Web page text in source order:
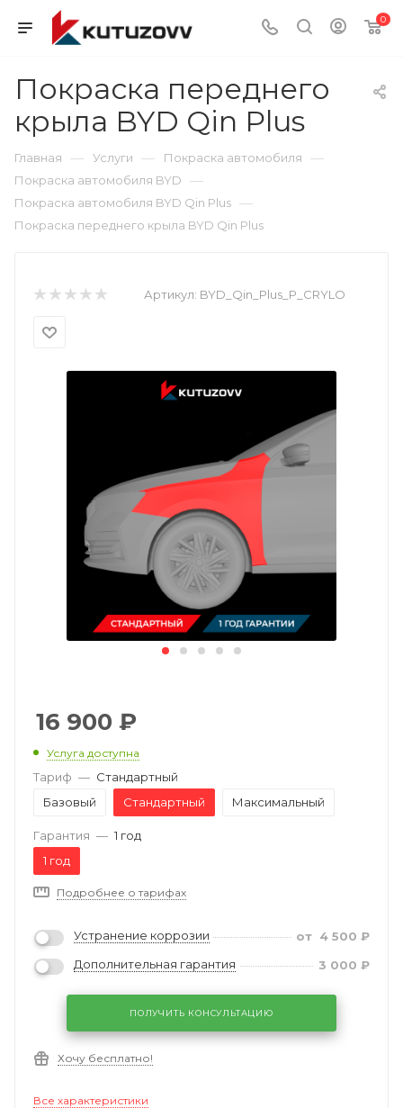
0
Покраска переднего
крыла BYD Qin Plus
Главная — Услуги — Покраска автомобиля —
Покраска автомобиля BYD —
Покраска автомобиля BYD Qin Plus —
Покраска переднего крыла BYD Qin Plus
Артикул: BYD_Qin_Plus_P_CRYLO
16 900 ₽
Услуга доступна
Тариф — Стандартный
Базовый
Стандартный Максимальный
Гарантия — 1 год
1 год
Подробнее о тарифах
Устранение коррозии от 4 500 ₽
Дополнительная гарантия
3 000 ₽
ПОЛУЧИТЬ КОНСУЛЬТАЦИЮ
Хочу бесплатно!
Все характеристики